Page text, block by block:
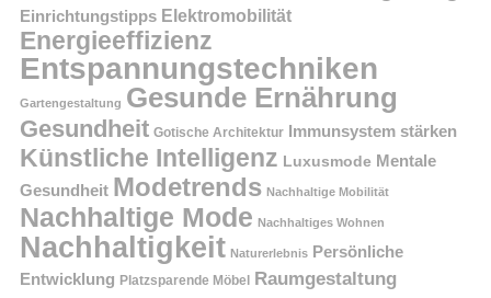
Einrichtungstipps Elektromobilität
Energieeffizienz
Entspannungstechniken
Gartengestaltung Gesunde Ernährung
Gesundheit Gotische Architektur Immunsystem stärken
Künstliche Intelligenz Luxusmode Mentale
Gesundheit Modetrends Nachhaltige Mobilität
Nachhaltige Mode Nachhaltiges Wohnen
Nachhaltigkeit Naturerlebnis Persönliche
Entwicklung Platzsparende Möbel Raumgestaltung